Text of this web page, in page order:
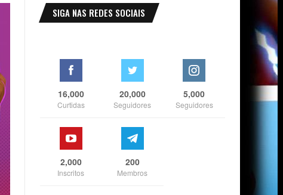
SIGA NAS REDES SOCIAIS
16,000
Curtidas
20,000
Seguidores
5,000
Seguidores
2,000
Inscritos
200
Membros